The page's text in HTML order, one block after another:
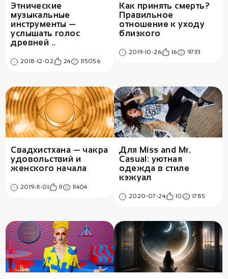
Этнические
музыкальные
инструменты —
услышать голос
древней ..
2018-12-02 24 115056
Как принять смерть?
Правильное
отношение к уходу
близкого
2019-10-26 16 9733
Свадхистхана — чакра
удовольствий и
женского начала
2019-11-01 11 11404
Для Miss and Mr.
Casual: уютная
одежда в стиле
кэжуал
2020-07-24 10 1785